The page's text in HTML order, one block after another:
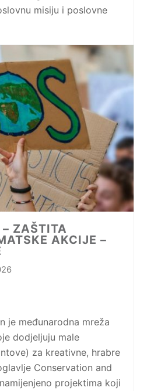
misiju i poslovne
ZAŠTITA
AKCIJE –
je međunarodna mreža
dodjeljuju male
za kreativne, hrabre
Conservation and
projektima koji